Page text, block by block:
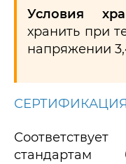
Условия
хранить при
напряжении
стандартам